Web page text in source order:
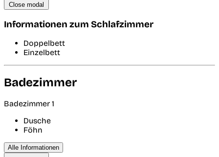
Close modal
Informationen zum Schlafzimmer
Doppelbett
Einzelbett
Badezimmer
Badezimmer 1
Dusche
Föhn
Alle Informationen